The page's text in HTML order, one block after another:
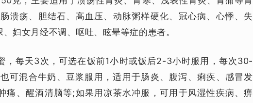
溃疡、胆结石、高血压、动脉粥样硬化、冠心病、心悸、失
妇女月经不调、呕吐、眩晕等症的患者。
，每天3次，可选在饭前1小时或饭后2-3小时服用，每次30-
可混合牛奶、豆浆服用，适用于肠炎、腹泻、痢疾、感冒发
痛、醒酒清脑等;如果用凉茶水冲服，可用于风湿性疾病、痹